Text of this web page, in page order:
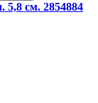
см. 2854884